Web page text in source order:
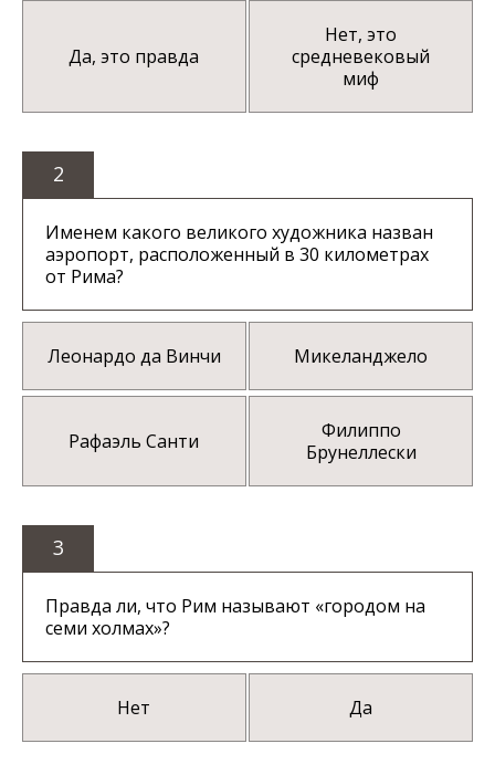
Да, это правда
Нет, это
средневековый
миф
2
Именем какого великого художника назван
аэропорт, расположенный в 30 километрах
от Рима?
Леонардо да Винчи Микеланджело
Рафаэль Санти
Филиппо
Брунеллески
3
Правда ли, что Рим называют «городом на
семи холмах»?
Нет Да